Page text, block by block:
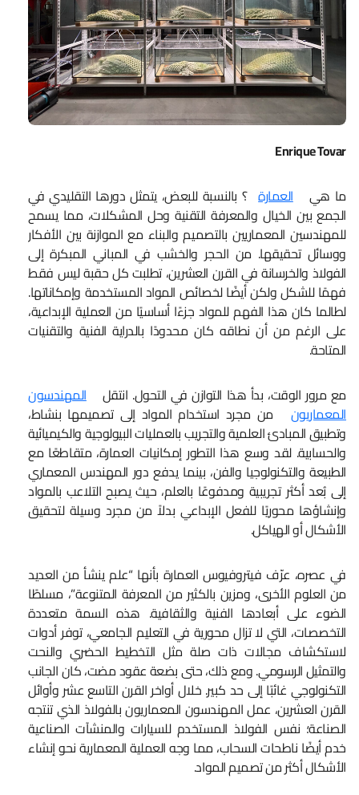
Enrique Tovar
ما هي
العمارة ؟ بالنسبة للبعض، يتمثل دورها التقليدي في
الجمع بين الخيال والمعرفة التقنية وحل المشكلات، مما يسمح
للمهندسين المعماريين بالتصميم والبناء مع الموازنة بين الأفكار
ووسائل تحقيقها. من الحجر والخشب في المباني المبكرة إلى
الفولاذ والخرسانة في القرن العشرين، تطلبت كل حقبة ليس فقط
فهمًا للشكل ولكن أيضًا لخصائص المواد المستخدمة وإمكاناتها.
لطالما كان هذا الفهم للمواد جزءًا أساسيًا من العملية الإبداعية،
على الرغم من أن نطاقه كان محدودًا بالدراية الفنية والتقنيات
المتاحة.
مع مرور الوقت، بدأ هذا التوازن في التحول. انتقل
المهندسون
المعماريون
من مجرد استخدام المواد إلى تصميمها بنشاط،
وتطبيق المبادئ العلمية والتجريب بالعمليات البيولوجية والكيميائية
والحسابية. لقد وسع هذا التطور إمكانيات العمارة، متقاطعًا مع
الطبيعة والتكنولوجيا والفن، بينما يدفع دور المهندس المعماري
إلى بُعد أكثر تجريبية ومدفوعًا بالعلم، حيث يصبح التلاعب بالمواد
وإنشاؤها محوريًا للفعل الإبداعي بدلاً من مجرد وسيلة لتحقيق
الأشكال أو الهياكل.
في عصره، عرّف فيتروفيوس العمارة بأنها “علم ينشأ من العديد
من العلوم الأخرى، ومزين بالكثير من المعرفة المتنوعة”، مسلطًا
الضوء على أبعادها الفنية والثقافية. هذه السمة متعددة
التخصصات، التي لا تزال محورية في التعليم الجامعي، توفر أدوات
لاستكشاف مجالات ذات صلة مثل التخطيط الحضري والنحت
والتمثيل الرسومي. ومع ذلك، حتى بضعة عقود مضت، كان الجانب
التكنولوجي غائبًا إلى حد كبير. خلال أواخر القرن التاسع عشر وأوائل
القرن العشرين، عمل المهندسون المعماريون بالفولاذ الذي تنتجه
الصناعة؛ نفس الفولاذ المستخدم للسيارات والمنشآت الصناعية
خدم أيضًا ناطحات السحاب، مما وجه العملية المعمارية نحو إنشاء
الأشكال أكثر من تصميم المواد.